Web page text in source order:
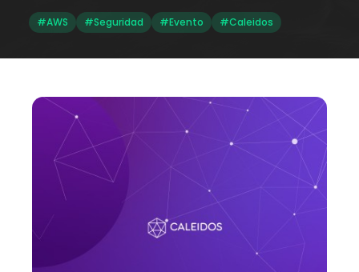
INNOVACIÓN
IoT
Cloud Native Apps
Asistente Virtual AI - Chatbot
#AWS #Seguridad #Evento #Caleidos